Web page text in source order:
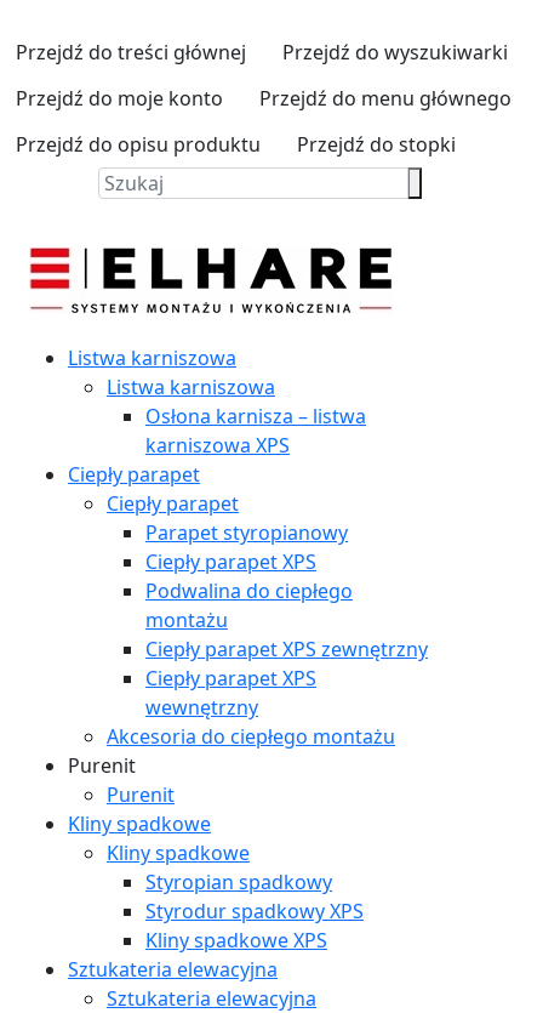
Przejdź do treści głównej
Przejdź do wyszukiwarki
Przejdź do moje konto
Przejdź do menu głównego
Przejdź do opisu produktu
Przejdź do stopki
Listwa karniszowa
Listwa karniszowa
Osłona karnisza – listwa
karniszowa XPS
Ciepły parapet
Ciepły parapet
Parapet styropianowy
Ciepły parapet XPS
Podwalina do ciepłego
montażu
Ciepły parapet XPS zewnętrzny
Ciepły parapet XPS
wewnętrzny
Akcesoria do ciepłego montażu
Purenit
Purenit
Kliny spadkowe
Kliny spadkowe
Styropian spadkowy
Styrodur spadkowy XPS
Kliny spadkowe XPS
Sztukateria elewacyjna
Sztukateria elewacyjna